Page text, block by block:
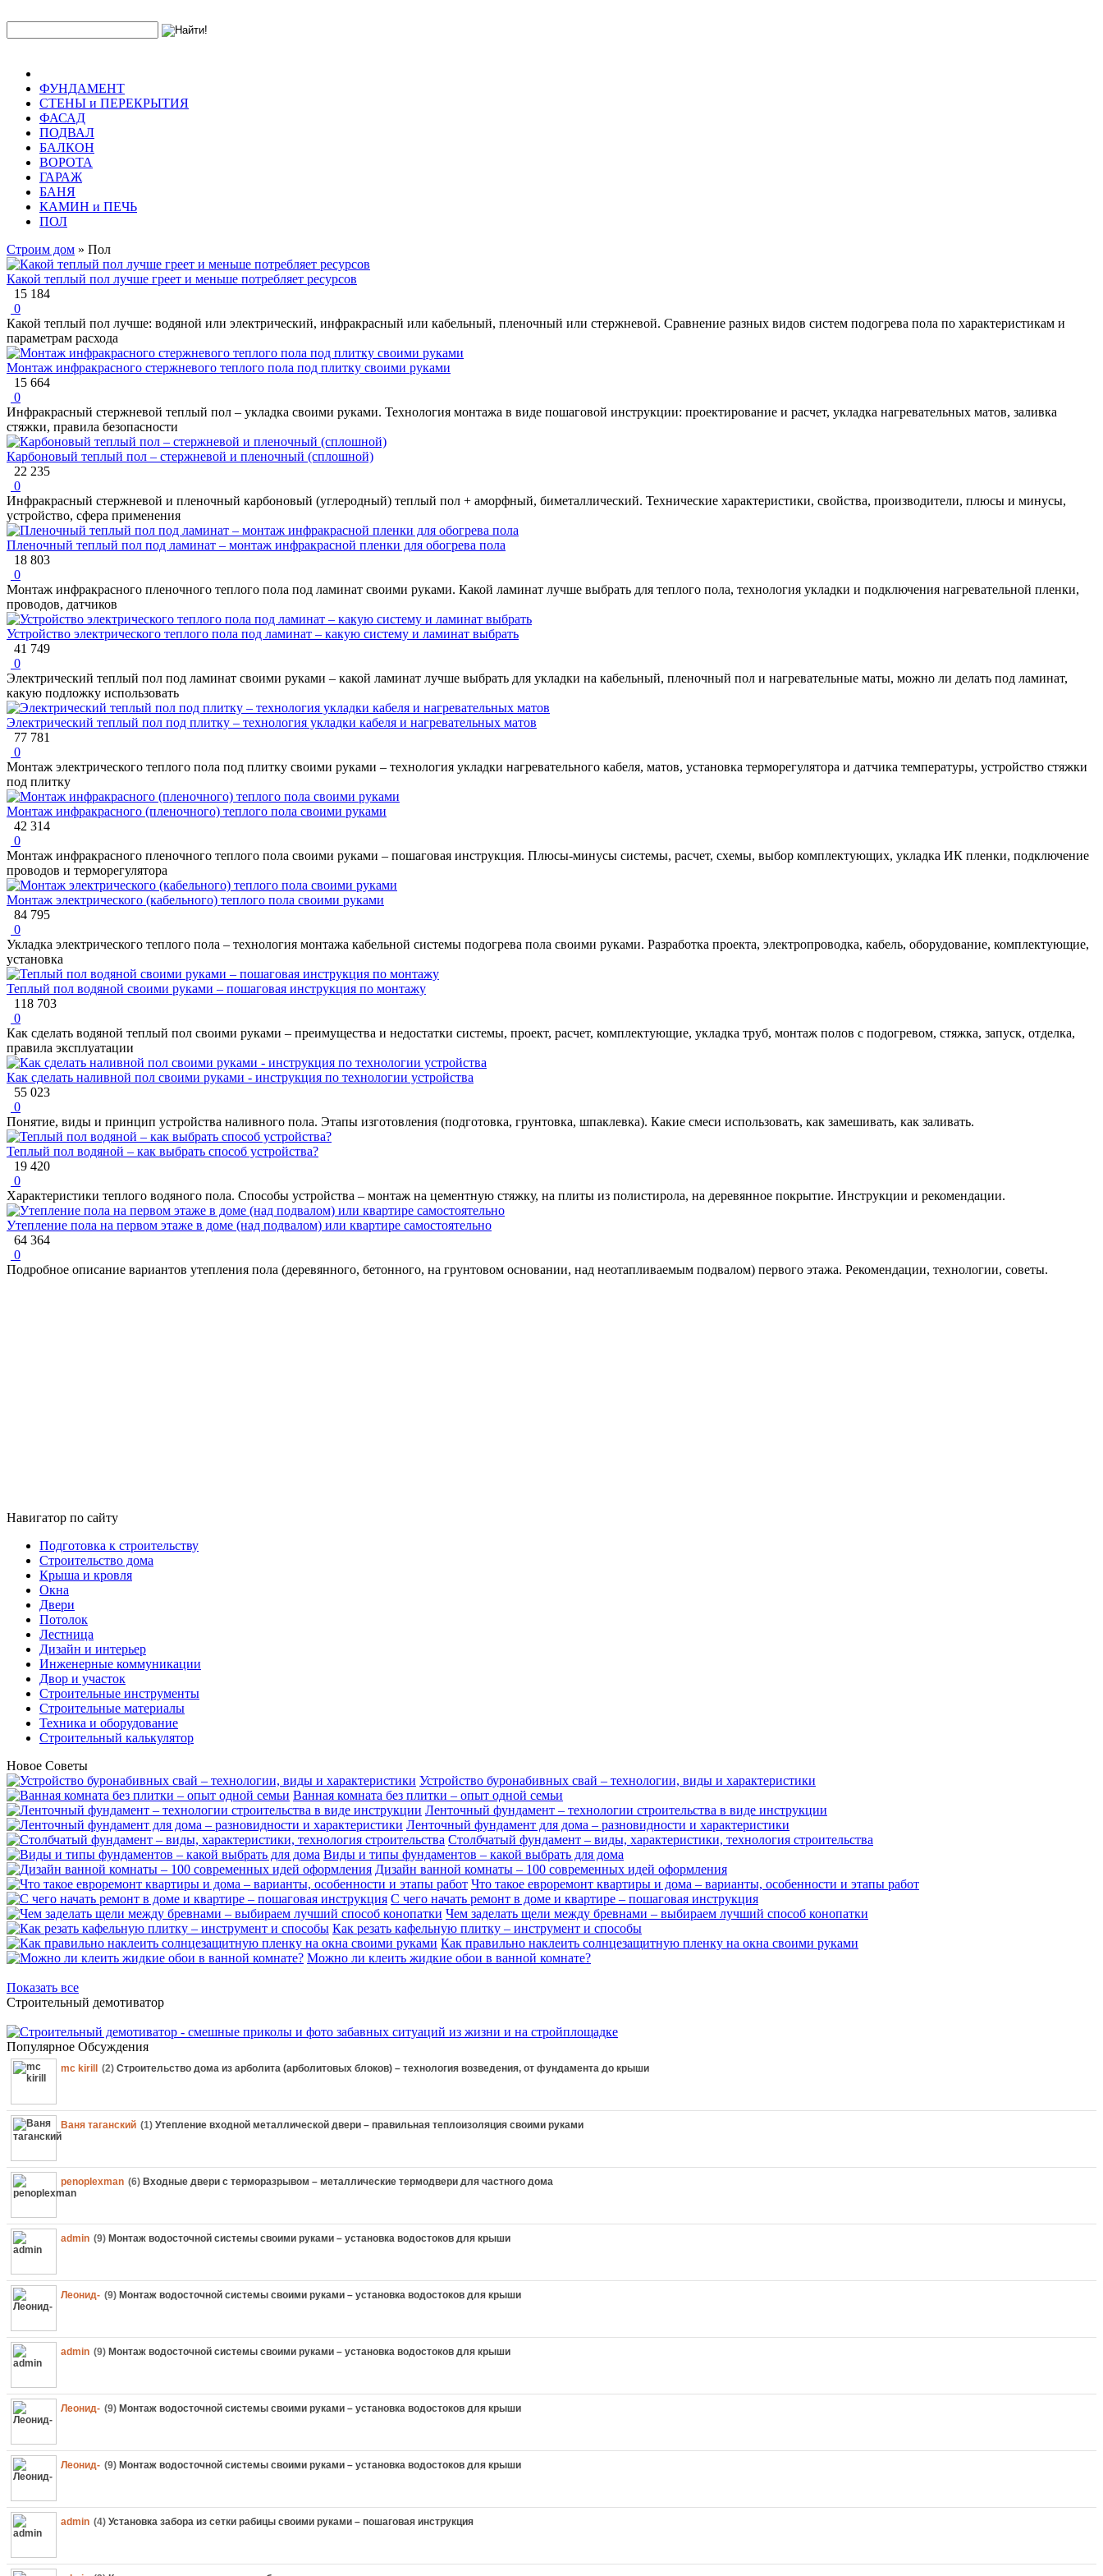
ФУНДАМЕНТ
СТЕНЫ и ПЕРЕКРЫТИЯ
ФАСАД
ПОДВАЛ
БАЛКОН
ВОРОТА
ГАРАЖ
БАНЯ
КАМИН и ПЕЧЬ
ПОЛ
Строим дом » Пол
Какой теплый пол лучше греет и меньше потребляет ресурсов
15 184
0
Какой теплый пол лучше: водяной или электрический, инфракрасный или кабельный, пленочный или стержневой. Сравнение разных видов систем подогрева пола по характеристикам и
параметрам расхода
Монтаж инфракрасного стержневого теплого пола под плитку своими руками
15 664
0
Инфракрасный стержневой теплый пол – укладка своими руками. Технология монтажа в виде пошаговой инструкции: проектирование и расчет, укладка нагревательных матов, заливка
стяжки, правила безопасности
Карбоновый теплый пол – стержневой и пленочный (сплошной)
22 235
0
Инфракрасный стержневой и пленочный карбоновый (углеродный) теплый пол + аморфный, биметаллический. Технические характеристики, свойства, производители, плюсы и минусы,
устройство, сфера применения
Пленочный теплый пол под ламинат – монтаж инфракрасной пленки для обогрева пола
18 803
0
Монтаж инфракрасного пленочного теплого пола под ламинат своими руками. Какой ламинат лучше выбрать для теплого пола, технология укладки и подключения нагревательной пленки,
проводов, датчиков
Устройство электрического теплого пола под ламинат – какую систему и ламинат выбрать
41 749
0
Электрический теплый пол под ламинат своими руками – какой ламинат лучше выбрать для укладки на кабельный, пленочный пол и нагревательные маты, можно ли делать под ламинат,
какую подложку использовать
Электрический теплый пол под плитку – технология укладки кабеля и нагревательных матов
77 781
0
Монтаж электрического теплого пола под плитку своими руками – технология укладки нагревательного кабеля, матов, установка терморегулятора и датчика температуры, устройство стяжки
под плитку
Монтаж инфракрасного (пленочного) теплого пола своими руками
42 314
0
Монтаж инфракрасного пленочного теплого пола своими руками – пошаговая инструкция. Плюсы-минусы системы, расчет, схемы, выбор комплектующих, укладка ИК пленки, подключение
проводов и терморегулятора
Монтаж электрического (кабельного) теплого пола своими руками
84 795
0
Укладка электрического теплого пола – технология монтажа кабельной системы подогрева пола своими руками. Разработка проекта, электропроводка, кабель, оборудование, комплектующие,
установка
Теплый пол водяной своими руками – пошаговая инструкция по монтажу
118 703
0
Как сделать водяной теплый пол своими руками – преимущества и недостатки системы, проект, расчет, комплектующие, укладка труб, монтаж полов с подогревом, стяжка, запуск, отделка,
правила эксплуатации
Как сделать наливной пол своими руками - инструкция по технологии устройства
55 023
0
Понятие, виды и принцип устройства наливного пола. Этапы изготовления (подготовка, грунтовка, шпаклевка). Какие смеси использовать, как замешивать, как заливать.
Теплый пол водяной – как выбрать способ устройства?
19 420
0
Характеристики теплого водяного пола. Способы устройства – монтаж на цементную стяжку, на плиты из полистирола, на деревянное покрытие. Инструкции и рекомендации.
Утепление пола на первом этаже в доме (над подвалом) или квартире самостоятельно
64 364
0
Подробное описание вариантов утепления пола (деревянного, бетонного, на грунтовом основании, над неотапливаемым подвалом) первого этажа. Рекомендации, технологии, советы.
Навигатор по сайту
Подготовка к строительству
Строительство дома
Крыша и кровля
Окна
Двери
Потолок
Лестница
Дизайн и интерьер
Инженерные коммуникации
Двор и участок
Строительные инструменты
Строительные материалы
Техника и оборудование
Строительный калькулятор
Новое Советы
Устройство буронабивных свай – технологии, виды и характеристики
Ванная комната без плитки – опыт одной семьи
Ленточный фундамент – технологии строительства в виде инструкции
Ленточный фундамент для дома – разновидности и характеристики
Столбчатый фундамент – виды, характеристики, технология строительства
Виды и типы фундаментов – какой выбрать для дома
Дизайн ванной комнаты – 100 современных идей оформления
Что такое евроремонт квартиры и дома – варианты, особенности и этапы работ
С чего начать ремонт в доме и квартире – пошаговая инструкция
Чем заделать щели между бревнами – выбираем лучший способ конопатки
Как резать кафельную плитку – инструмент и способы
Как правильно наклеить солнцезащитную пленку на окна своими руками
Можно ли клеить жидкие обои в ванной комнате?
Показать все
Строительный демотиватор
Популярное Обсуждения
mc kirill (2) Строительство дома из арболита (арболитовых блоков) – технология возведения, от фундамента до крыши
Ваня таганский (1) Утепление входной металлической двери – правильная теплоизоляция своими руками
penoplexman (6) Входные двери с терморазрывом – металлические термодвери для частного дома
admin (9) Монтаж водосточной системы своими руками – установка водостоков для крыши
Леонид- (9) Монтаж водосточной системы своими руками – установка водостоков для крыши
admin (9) Монтаж водосточной системы своими руками – установка водостоков для крыши
Леонид- (9) Монтаж водосточной системы своими руками – установка водостоков для крыши
Леонид- (9) Монтаж водосточной системы своими руками – установка водостоков для крыши
admin (4) Установка забора из сетки рабицы своими руками – пошаговая инструкция